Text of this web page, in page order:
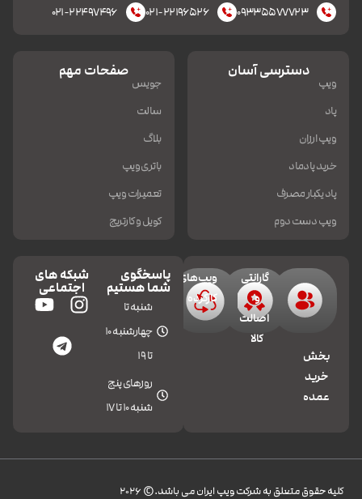
۰۹۳۳۵۵۷۷۷۲۳
۰۲۱-۲۲۱۹۶۵۲۶ ۰۲۱-۲۲۴۹۷۴۹۶
دسترسی آسان
ویپ
پاد
ویپ ارزان
خرید پادماد
پاد یکبار مصرف
ویپ دست دوم
صفحات مهم
جویس
سالت
بلاگ
باتری ویپ
تعمیرات ویپ
کویل و کارتریج
بخش
خرید
عمده
گارانتی
و
اصالت
کالا
ویپ‌های
کارکرده
پاسخگوی
شما هستیم
شنبه تا
چهارشنبه 10
تا 19
روزهای پنج
شنبه 10 تا 17
شبکه های
اجتماعی
کليه حقوق متعلق به شرکت ویپ ایران می باشد.© 2026